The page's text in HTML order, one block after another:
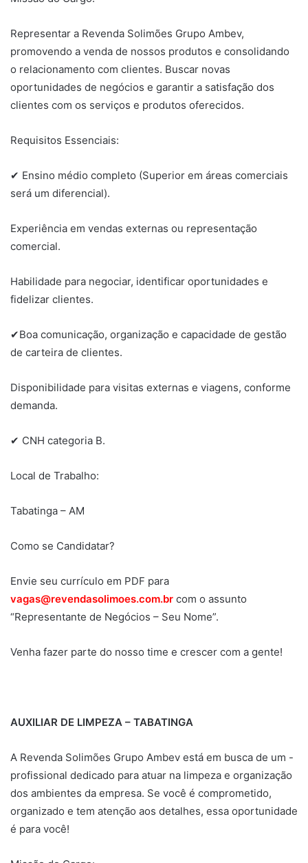
Representar a Revenda Solimões Grupo Ambev,
promovendo a venda de nossos produtos e consolidando
o relacionamento com clientes. Buscar novas
oportunidades de negócios e garantir a satisfação dos
clientes com os serviços e produtos oferecidos.
Requisitos Essenciais:
✔ Ensino médio completo (Superior em áreas comerciais
será um diferencial).
Experiência em vendas externas ou representação
comercial.
Habilidade para negociar, identificar oportunidades e
fidelizar clientes.
✔Boa comunicação, organização e capacidade de gestão
de carteira de clientes.
Disponibilidade para visitas externas e viagens, conforme
demanda.
✔ CNH categoria B.
Local de Trabalho:
Tabatinga – AM
Como se Candidatar?
Envie seu currículo em PDF para
vagas@revendasolimoes.com.br com o assunto
“Representante de Negócios – Seu Nome”.
Venha fazer parte do nosso time e crescer com a gente!
AUXILIAR DE LIMPEZA – TABATINGA
A Revenda Solimões Grupo Ambev está em busca de um -
profissional dedicado para atuar na limpeza e organização
dos ambientes da empresa. Se você é comprometido,
organizado e tem atenção aos detalhes, essa oportunidade
é para você!